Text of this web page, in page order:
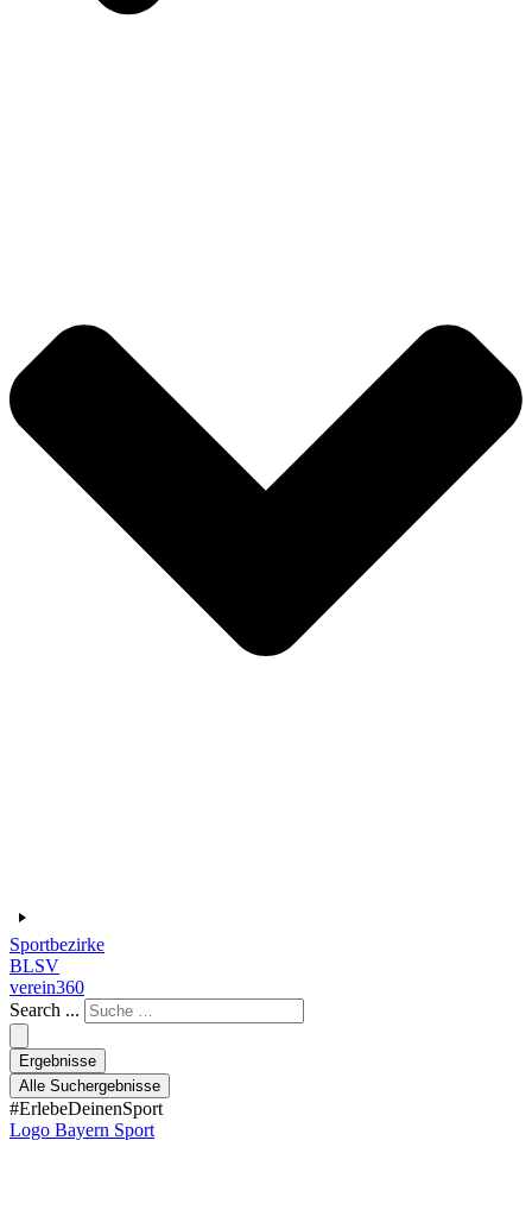
Sportbezirke
BLSV
verein360
Search ...
Ergebnisse
Alle Suchergebnisse
#ErlebeDeinenSport
Logo Bayern Sport